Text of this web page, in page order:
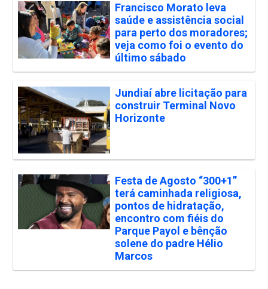
Francisco Morato leva
saúde e assistência social
para perto dos moradores;
veja como foi o evento do
último sábado
Jundiaí abre licitação para
construir Terminal Novo
Horizonte
Festa de Agosto “300+1”
terá caminhada religiosa,
pontos de hidratação,
encontro com fiéis do
Parque Payol e bênção
solene do padre Hélio
Marcos